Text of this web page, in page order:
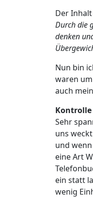
Der
Durch die
denken
Nun bin
waren
auch
Kontrolle
Sehr
uns
und
eine Art
ein statt
wenig